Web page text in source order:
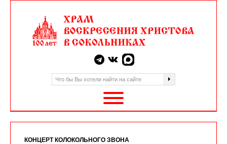
КОНЦЕРТ КОЛОКОЛЬНОГО ЗВОНА